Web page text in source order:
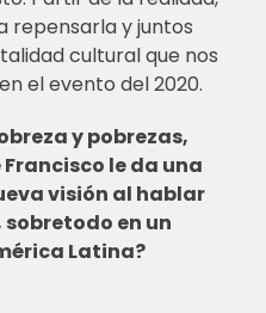
repensarla y juntos
cultural que nos
el evento del 2020.
y pobrezas,
le da una
visión al hablar
sobretodo en un
Latina?